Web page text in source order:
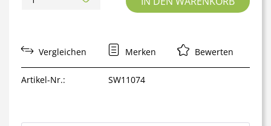
Vergleichen Merken Bewerten
Artikel-Nr.: SW11074